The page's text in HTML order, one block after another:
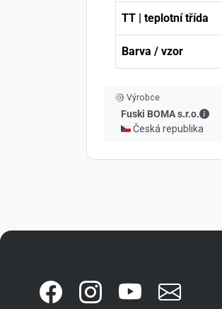
TT | teplotní třída
Barva / vzor
Výrobce
Fuski BOMA s.r.o.
🇨🇿 Česká republika